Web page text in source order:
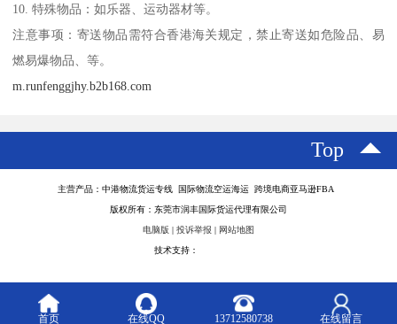
10. 特殊物品：如乐器、运动器材等。
注意事项：寄送物品需符合香港海关规定，禁止寄送如危险品、易
燃易爆物品、等。
m.runfenggjhy.b2b168.com
Top
主营产品：中港物流货运专线 国际物流空运海运 跨境电商亚马逊FBA
版权所有：东莞市润丰国际货运代理有限公司
电脑版 | 投诉举报 | 网站地图
技术支持：
首页 在线QQ 13712580738 在线留言